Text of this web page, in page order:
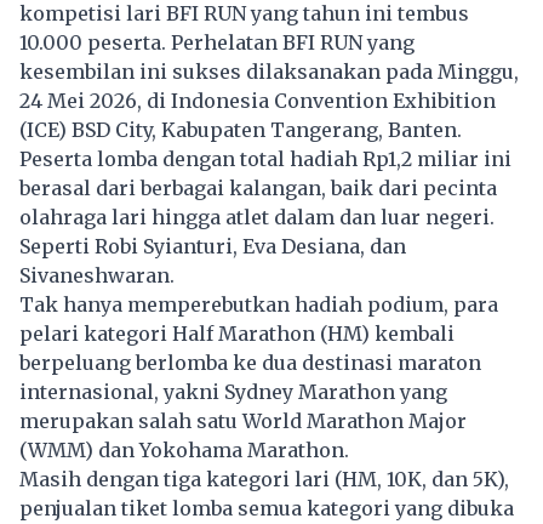
kompetisi lari BFI RUN yang tahun ini tembus
10.000 peserta. Perhelatan BFI RUN yang
kesembilan ini sukses dilaksanakan pada Minggu,
24 Mei 2026, di Indonesia Convention Exhibition
(ICE) BSD City, Kabupaten Tangerang, Banten.
Peserta lomba dengan total hadiah Rp1,2 miliar ini
berasal dari berbagai kalangan, baik dari pecinta
olahraga lari hingga atlet dalam dan luar negeri.
Seperti Robi Syianturi, Eva Desiana, dan
Sivaneshwaran.
Tak hanya memperebutkan hadiah podium, para
pelari kategori Half Marathon (HM) kembali
berpeluang berlomba ke dua destinasi maraton
internasional, yakni Sydney Marathon yang
merupakan salah satu World Marathon Major
(WMM) dan Yokohama Marathon.
Masih dengan tiga kategori lari (HM, 10K, dan 5K),
penjualan tiket lomba semua kategori yang dibuka